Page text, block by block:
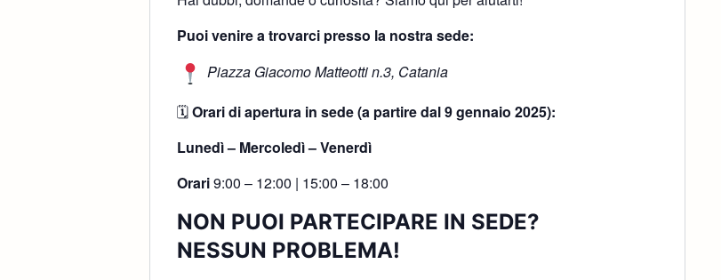
Puoi venire a trovarci presso la nostra sede:
Piazza Giacomo Matteotti n.3, Catania
🗓Orari di apertura in sede (a partire dal 9 gennaio 2025):
Lunedì – Mercoledì – Venerdì
Orari9:00 – 12:00 | 15:00 – 18:00
NON PUOI PARTECIPARE IN SEDE?
NESSUN PROBLEMA!